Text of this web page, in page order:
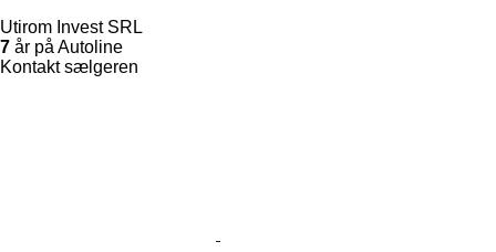
Utirom Invest SRL
7 år på Autoline
Kontakt sælgeren